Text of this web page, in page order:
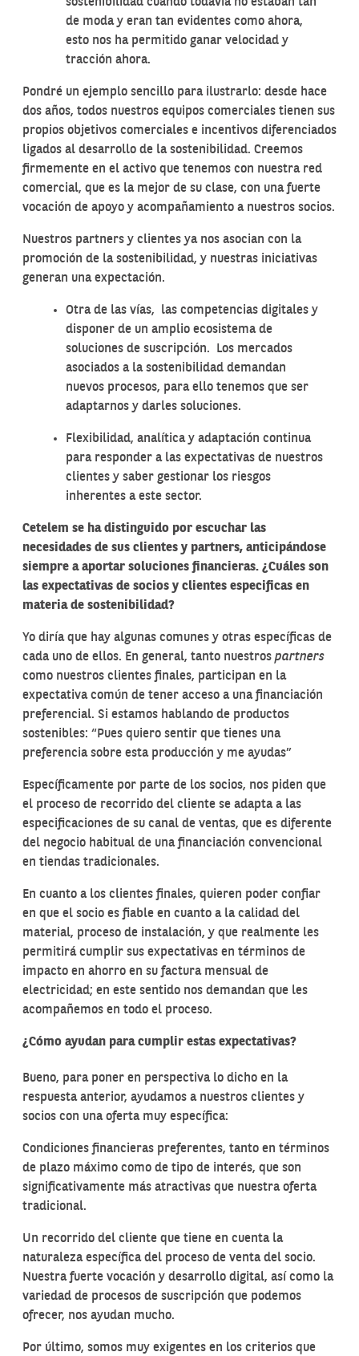
de moda y eran tan evidentes como ahora,
esto nos ha permitido ganar velocidad y
tracción ahora.
Pondré un ejemplo sencillo para ilustrarlo: desde hace
dos años, todos nuestros equipos comerciales tienen sus
propios objetivos comerciales e incentivos diferenciados
ligados al desarrollo de la sostenibilidad. Creemos
firmemente en el activo que tenemos con nuestra red
comercial, que es la mejor de su clase, con una fuerte
vocación de apoyo y acompañamiento a nuestros socios.
Nuestros partners y clientes ya nos asocian con la
promoción de la sostenibilidad, y nuestras iniciativas
generan una expectación.
Otra de las vías, las competencias digitales y
disponer de un amplio ecosistema de
soluciones de suscripción. Los mercados
asociados a la sostenibilidad demandan
nuevos procesos, para ello tenemos que ser
adaptarnos y darles soluciones.
Flexibilidad, analítica y adaptación continua
para responder a las expectativas de nuestros
clientes y saber gestionar los riesgos
inherentes a este sector.
Cetelem se ha distinguido por escuchar las
necesidades de sus clientes y partners, anticipándose
siempre a aportar soluciones financieras. ¿Cuáles son
las expectativas de socios y clientes especificas en
materia de sostenibilidad?
Yo diría que hay algunas comunes y otras específicas de
cada uno de ellos. En general, tanto nuestros partners
como nuestros clientes finales, participan en la
expectativa común de tener acceso a una financiación
preferencial. Si estamos hablando de productos
sostenibles: “Pues quiero sentir que tienes una
preferencia sobre esta producción y me ayudas”
Específicamente por parte de los socios, nos piden que
el proceso de recorrido del cliente se adapta a las
especificaciones de su canal de ventas, que es diferente
del negocio habitual de una financiación convencional
en tiendas tradicionales.
En cuanto a los clientes finales, quieren poder confiar
en que el socio es fiable en cuanto a la calidad del
material, proceso de instalación, y que realmente les
permitirá cumplir sus expectativas en términos de
impacto en ahorro en su factura mensual de
electricidad; en este sentido nos demandan que les
acompañemos en todo el proceso.
¿Cómo ayudan para cumplir estas expectativas?
Bueno, para poner en perspectiva lo dicho en la
respuesta anterior, ayudamos a nuestros clientes y
socios con una oferta muy específica:
Condiciones financieras preferentes, tanto en términos
de plazo máximo como de tipo de interés, que son
significativamente más atractivas que nuestra oferta
tradicional.
Un recorrido del cliente que tiene en cuenta la
naturaleza específica del proceso de venta del socio.
Nuestra fuerte vocación y desarrollo digital, así como la
variedad de procesos de suscripción que podemos
ofrecer, nos ayudan mucho.
Por último, somos muy exigentes en los criterios que